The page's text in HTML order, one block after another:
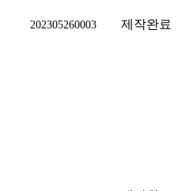
202305260003 제작완료